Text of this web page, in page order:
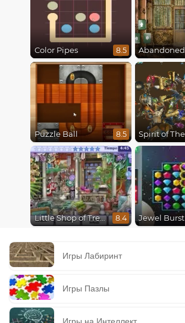
Color Pipes 8.5
Puzzle Ball 8.5
Little Shop of Treasures 8.4 Jewel Burst
Игры Лабиринт
Игры Пазлы